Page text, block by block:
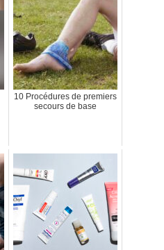
10 Procédures de premiers
secours de base